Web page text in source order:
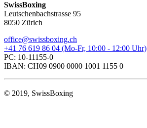
SwissBoxing
Leutschenbachstrasse 95
8050 Zürich
office@swissboxing.ch
+41 76 619 86 04 (Mo-Fr, 10:00 - 12:00 Uhr)
PC: 10-11155-0
IBAN: CH09 0900 0000 1001 1155 0
© 2019, SwissBoxing